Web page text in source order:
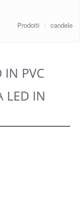
Prodotti / candele
IN PVC
LED IN